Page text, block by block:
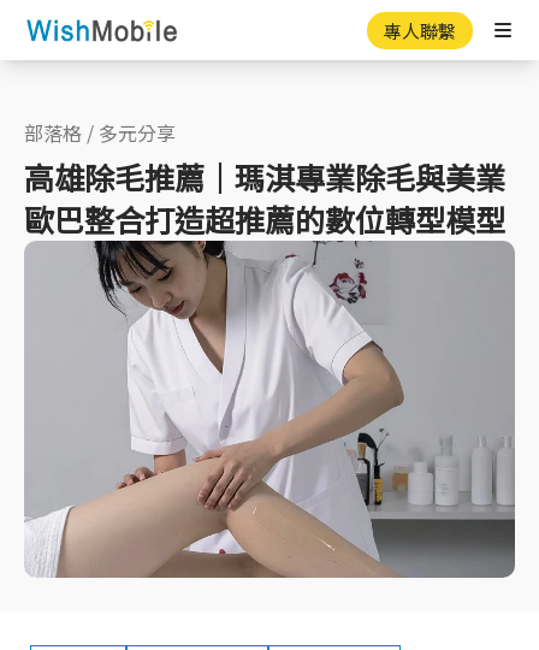
專人聯繫
部落格 / 多元分享
高雄除毛推薦｜瑪淇專業除毛與美業
歐巴整合打造超推薦的數位轉型模型